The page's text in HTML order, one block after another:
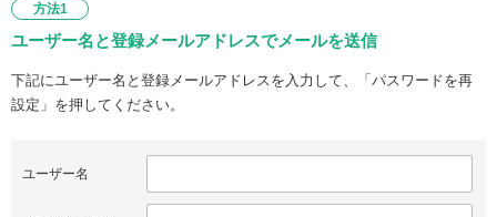
方法1
ユーザー名と登録メールアドレスでメールを送信
下記にユーザー名と登録メールアドレスを入力して、「パスワードを再
設定」を押してください。
ユーザー名